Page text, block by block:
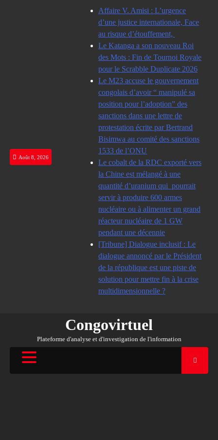
Août 8, 2026
Affaire V. Amisi : L’urgence
d’une justice internationale, Face
au risque d’étouffement,
Le Katanga a son nouveau Roi
des Mots : Fin de Tournoi Royale
pour le Scrabble Duplicate 2026
Le M23 accuse le gouvernement
congolais d’avoir “ manipulé sa
position pour l’adoption” des
sanctions dans une lettre de
protestation écrite par Bertrand
Bisimwa au comité des sanctions
1533 de l’ONU
Le cobalt de la RDC exporté vers
la Chine est mélangé à une
quantité d’uranium qui pourrait
servir à produire 600 armes
nucléaire ou à alimenter un grand
réacteur nucléaire de 1 GW
pendant une décennie
[Tribune] Dialogue inclusif : Le
dialogue annoncé par le Président
de la république est une piste de
solution pour mettre fin à la crise
multidimensionnelle ?
Congovirtuel
Plateforme d'analyse et d'investigation de l'information